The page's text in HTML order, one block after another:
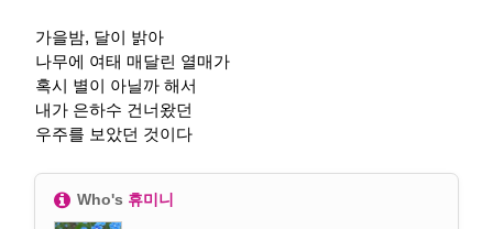
가을밤, 달이 밝아
나무에 여태 매달린 열매가
혹시 별이 아닐까 해서
내가 은하수 건너왔던
우주를 보았던 것이다
Who's 휴미니